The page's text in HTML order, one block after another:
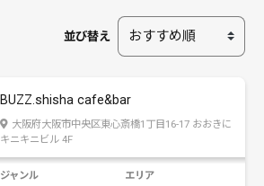
並び替え
BUZZ.shisha cafe&bar
大阪府大阪市中央区東心斎橋1丁目16-17 おおきに
キニキニビル 4F
ジャンル
エリア